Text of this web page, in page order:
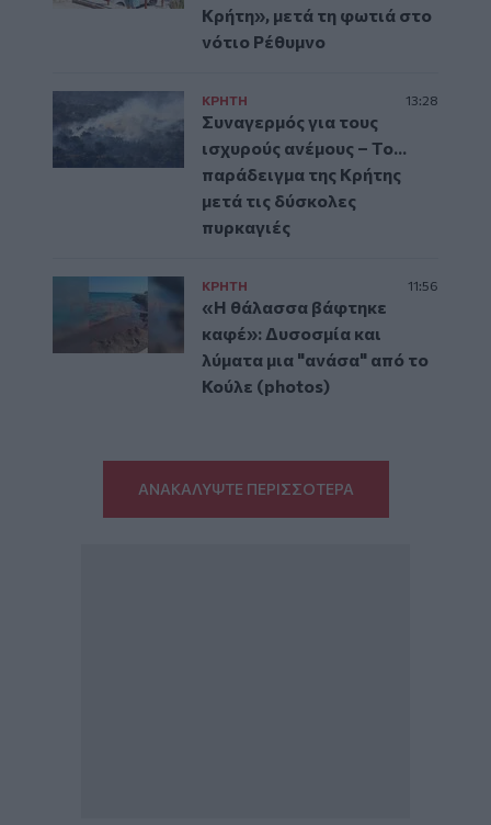
Κρήτη», μετά τη φωτιά στο
νότιο Ρέθυμνο
ΚΡΗΤΗ 13:28
Συναγερμός για τους
ισχυρούς ανέμους – Το...
παράδειγμα της Κρήτης
μετά τις δύσκολες
πυρκαγιές
ΚΡΗΤΗ 11:56
«Η θάλασσα βάφτηκε
καφέ»: Δυσοσμία και
λύματα μια "ανάσα" από το
Κούλε (photos)
ΑΝΑΚΑΛΥΨΤΕ ΠΕΡΙΣΣΟΤΕΡΑ